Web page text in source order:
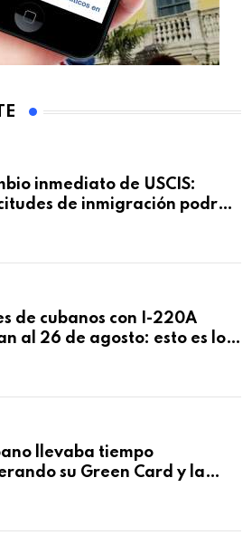
inmediato de USCIS:
de inmigración podrán
de cubanos con I-220A
al 26 de agosto: esto es lo
llevaba tiempo
su Green Card y la